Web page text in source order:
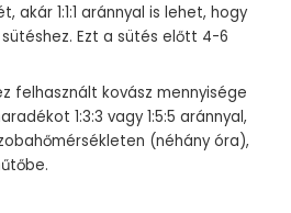
akár 1:1:1 aránnyal is lehet, hogy
Ezt a sütés előtt 4-6
felhasznált kovász mennyisége
1:3:3 vagy 1:5:5 aránnyal,
(néhány óra),